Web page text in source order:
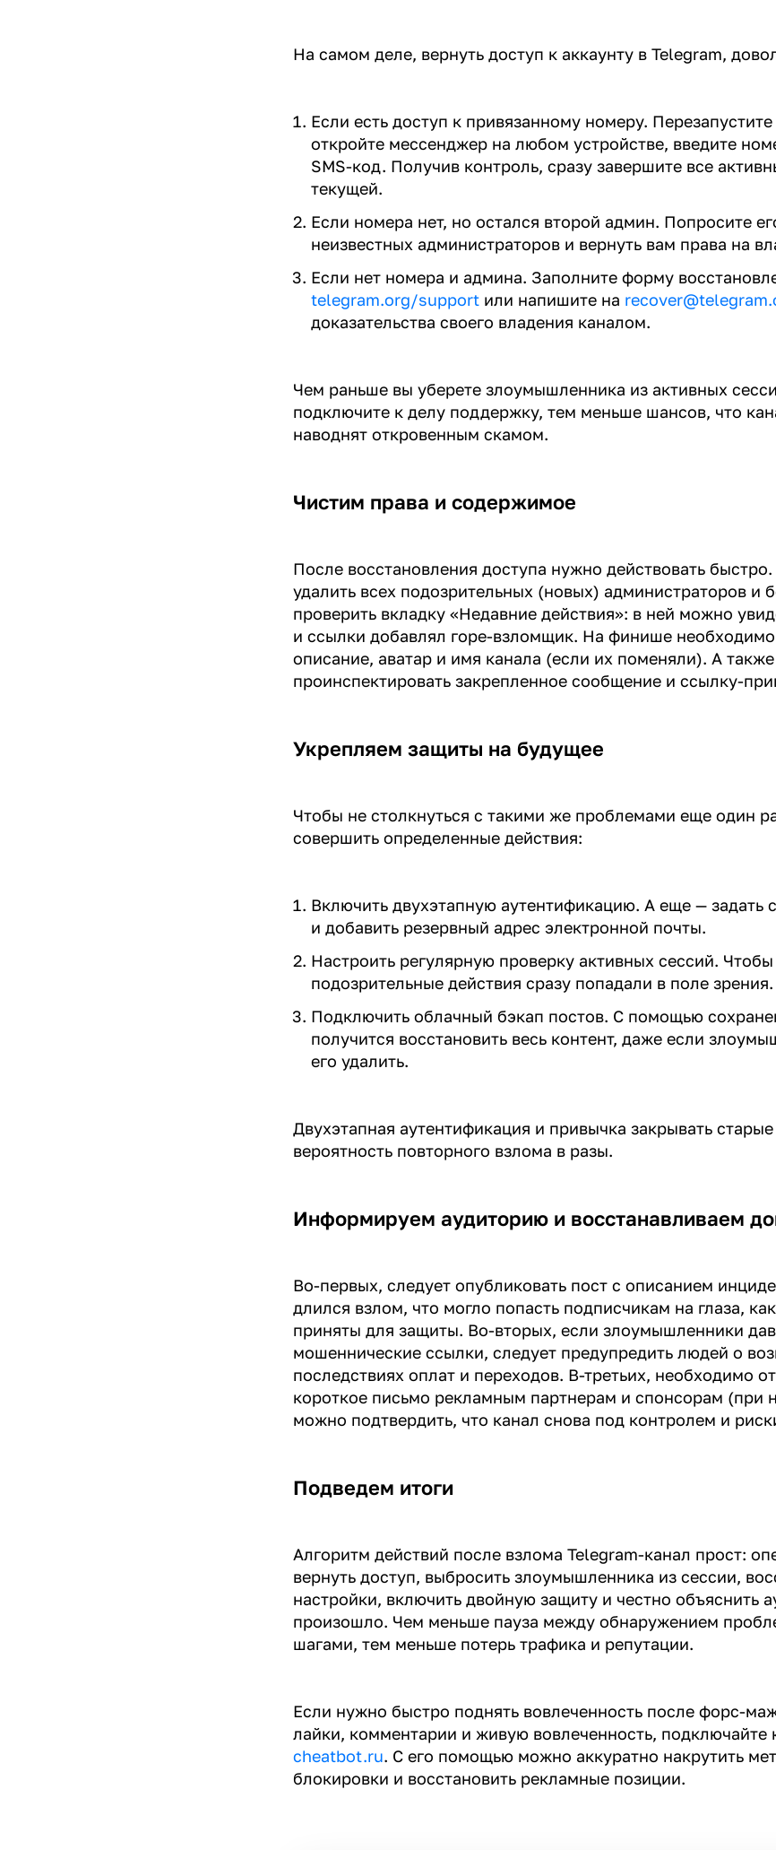
На самом деле, вернуть доступ к аккаунту в Telegram,
Если есть доступ к привязанному номеру.
откройте мессенджер на любом устройстве, введите
SMS-код. Получив контроль, сразу завершите все
текущей.
Если номера нет, но остался второй админ. Попросите
неизвестных администраторов и вернуть вам права на
Если нет номера и админа. Заполните форму
telegram.org/support или напишите на
доказательства своего владения каналом.
Чем раньше вы уберете злоумышленника из активных
подключите к делу поддержку, тем меньше шансов, что
наводнят откровенным скамом.
Чистим права и содержимое
После восстановления доступа нужно действовать
удалить всех подозрительных (новых) администраторов и
проверить вкладку «Недавние действия»: в ней можно
и ссылки добавлял горе-взломщик. На финише необходимо
описание, аватар и имя канала (если их поменяли). А
проинспектировать закрепленное сообщение и ссылку-
Укрепляем защиты на будущее
Чтобы не столкнуться с такими же проблемами еще один
совершить определенные действия:
Включить двухэтапную аутентификацию. А еще — задать
и добавить резервный адрес электронной почты.
Настроить регулярную проверку активных сессий.
подозрительные действия сразу попадали в поле зрения.
Подключить облачный бэкап постов. С помощью
получится восстановить весь контент, даже если
его удалить.
Двухэтапная аутентификация и привычка закрывать
вероятность повторного взлома в разы.
Информируем аудиторию и восстанавливаем
Во-первых, следует опубликовать пост с описанием
длился взлом, что могло попасть подписчикам на глаза,
приняты для защиты. Во-вторых, если злоумышленники
мошеннические ссылки, следует предупредить людей о
последствиях оплат и переходов. В-третьих, необходимо
короткое письмо рекламным партнерам и спонсорам (при
можно подтвердить, что канал снова под контролем и
Подведем итоги
Алгоритм действий после взлома Telegram-канал прост:
вернуть доступ, выбросить злоумышленника из сессии,
настройки, включить двойную защиту и честно объяснить
произошло. Чем меньше пауза между обнаружением
шагами, тем меньше потерь трафика и репутации.
Если нужно быстро поднять вовлеченность после форс-
лайки, комментарии и живую вовлеченность, подключайте
cheatbot.ru. С его помощью можно аккуратно накрутить
блокировки и восстановить рекламные позиции.